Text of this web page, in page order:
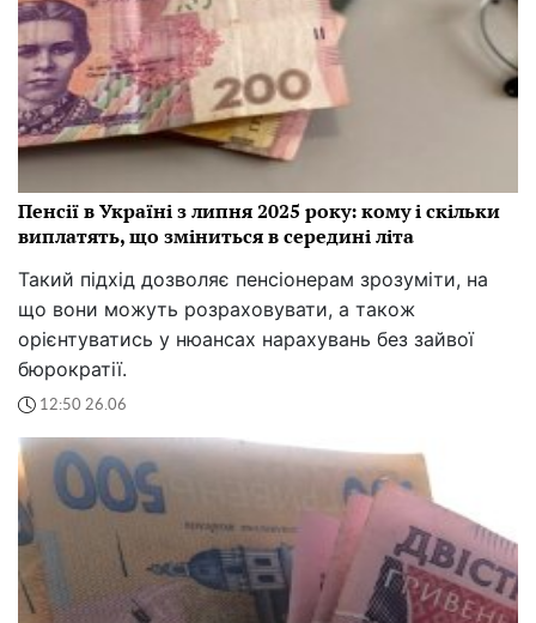
Пенсії в Україні з липня 2025 року: кому і скільки
виплатять, що зміниться в середині літа
Такий підхід дозволяє пенсіонерам зрозуміти, на
що вони можуть розраховувати, а також
орієнтуватись у нюансах нарахувань без зайвої
бюрократії.
12:50 26.06